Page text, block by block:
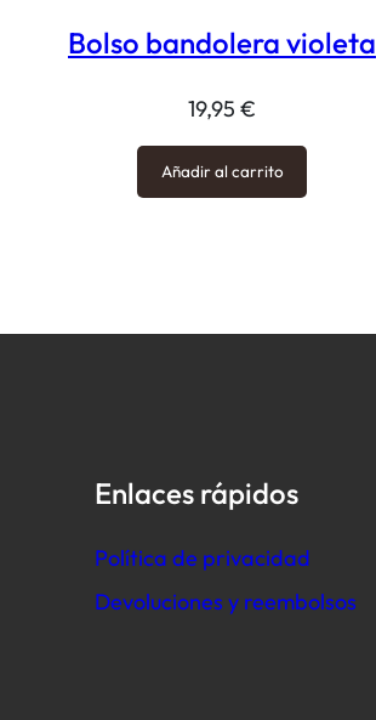
Bolso bandolera violeta
19,95 €
Añadir al carrito
Enlaces rápidos
Política de privacidad
Devoluciones y reembolsos